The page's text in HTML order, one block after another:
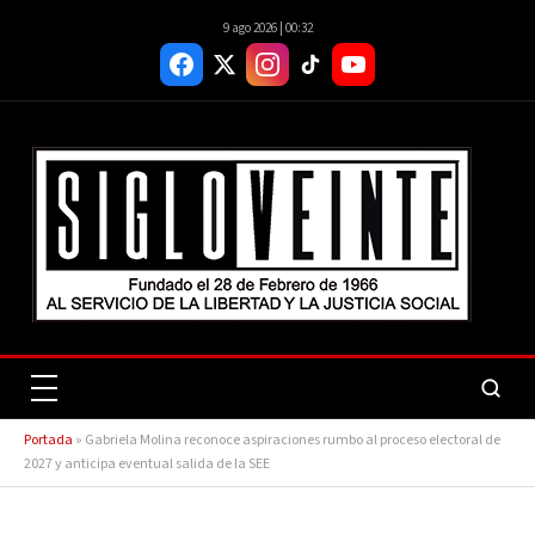
9 ago 2026 | 00:32
Portada » Gabriela Molina reconoce aspiraciones rumbo al proceso electoral de
2027 y anticipa eventual salida de la SEE